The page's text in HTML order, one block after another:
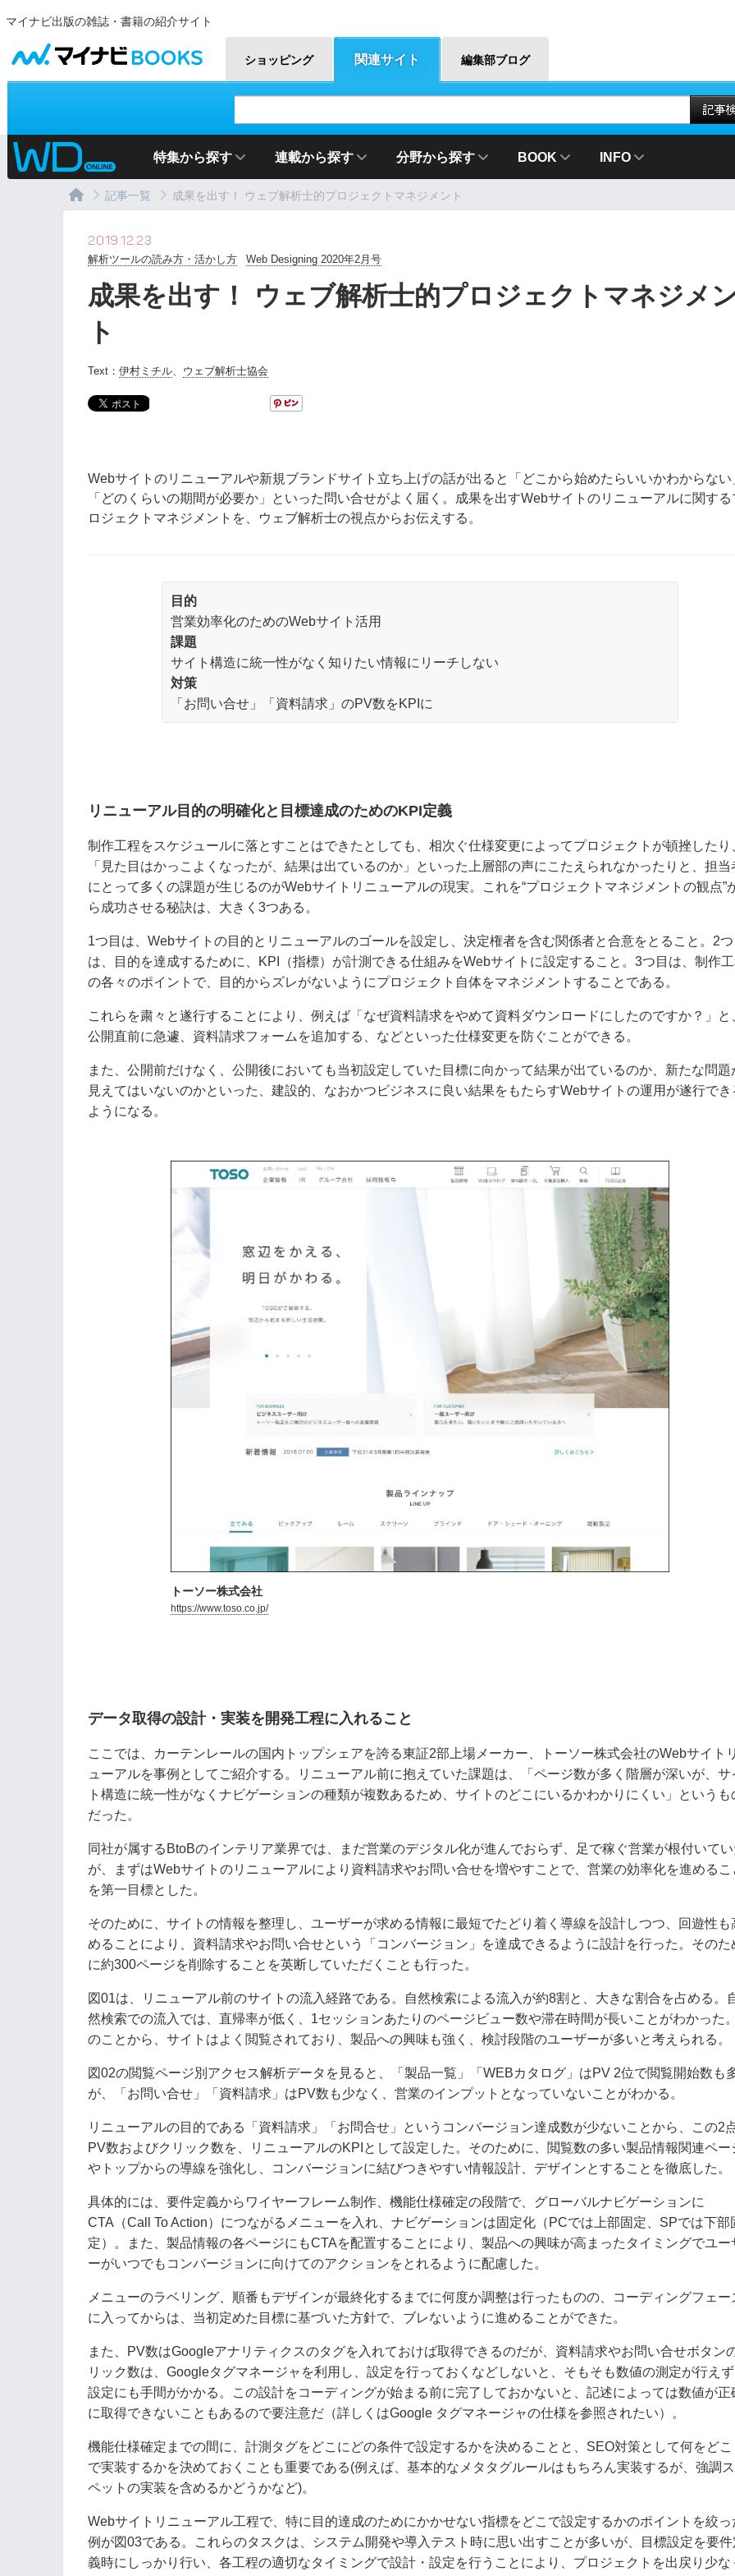
マイナビ出版の雑誌・書籍の紹介サイト
マイナビBOOKS
ショッピング 関連サイト 編集部ブログ
特集から探す 連載から探す 分野から探す BOOK INFO
記事一覧 成果を出す！ ウェブ解析士的プロジェクトマネジメント
2019.12.23
解析ツールの読み方・活かし方 Web Designing 2020年2月号
成果を出す！ ウェブ解析士的プロジェクトマネジメ
ト
Text： 伊村ミチル ウェブ解析士協会
Webサイトのリニューアルや新規ブランドサイト立ち上げの話が出ると「どこから始めたらいいかわからない
「どのくらいの期間が必要か」といった問い合せがよく届く。成果を出すWebサイトのリニューアルに関する
ロジェクトマネジメントを、ウェブ解析士の視点からお伝えする。
目的
営業効率化のためのWebサイト活用
課題
サイト構造に統一性がなく知りたい情報にリーチしない
対策
「お問い合せ」「資料請求」のPV数をKPIに
リニューアル目的の明確化と目標達成のためのKPI定義
制作工程をスケジュールに落とすことはできたとしても、相次ぐ仕様変更によってプロジェクトが頓挫したり
「見た目はかっこよくなったが、結果は出ているのか」といった上層部の声にこたえられなかったりと、担当
にとって多くの課題が生じるのがWebサイトリニューアルの現実。これを“プロジェクトマネジメントの観点”
ら成功させる秘訣は、大きく3つある。
1つ目は、Webサイトの目的とリニューアルのゴールを設定し、決定権者を含む関係者と合意をとること。2つ
は、目的を達成するために、KPI（指標）が計測できる仕組みをWebサイトに設定すること。3つ目は、制作
の各々のポイントで、目的からズレがないようにプロジェクト自体をマネジメントすることである。
これらを粛々と遂行することにより、例えば「なぜ資料請求をやめて資料ダウンロードにしたのですか？」と
公開直前に急遽、資料請求フォームを追加する、などといった仕様変更を防ぐことができる。
また、公開前だけなく、公開後においても当初設定していた目標に向かって結果が出ているのか、新たな問題
見えてはいないのかといった、建設的、なおかつビジネスに良い結果をもたらすWebサイトの運用が遂行でき
ようになる。
トーソー株式会社
https://www.toso.co.jp/
データ取得の設計・実装を開発工程に入れること
ここでは、カーテンレールの国内トップシェアを誇る東証2部上場メーカー、トーソー株式会社のWebサイト
ューアルを事例としてご紹介する。リニューアル前に抱えていた課題は、「ページ数が多く階層が深いが、サ
ト構造に統一性がなくナビゲーションの種類が複数あるため、サイトのどこにいるかわかりにくい」というも
だった。
同社が属するBtoBのインテリア業界では、まだ営業のデジタル化が進んでおらず、足で稼ぐ営業が根付いてい
が、まずはWebサイトのリニューアルにより資料請求やお問い合せを増やすことで、営業の効率化を進めるこ
を第一目標とした。
そのために、サイトの情報を整理し、ユーザーが求める情報に最短でたどり着く導線を設計しつつ、回遊性も
めることにより、資料請求やお問い合せという「コンバージョン」を達成できるように設計を行った。そのた
に約300ページを削除することを英断していただくことも行った。
図01は、リニューアル前のサイトの流入経路である。自然検索による流入が約8割と、大きな割合を占める。
然検索での流入では、直帰率が低く、1セッションあたりのページビュー数や滞在時間が長いことがわかった
のことから、サイトはよく閲覧されており、製品への興味も強く、検討段階のユーザーが多いと考えられる。
図02の閲覧ページ別アクセス解析データを見ると、「製品一覧」「WEBカタログ」はPV 2位で閲覧開始数も
が、「お問い合せ」「資料請求」はPV数も少なく、営業のインプットとなっていないことがわかる。
リニューアルの目的である「資料請求」「お問合せ」というコンバージョン達成数が少ないことから、この2
PV数およびクリック数を、リニューアルのKPIとして設定した。そのために、閲覧数の多い製品情報関連ペー
やトップからの導線を強化し、コンバージョンに結びつきやすい情報設計、デザインとすることを徹底した。
具体的には、要件定義からワイヤーフレーム制作、機能仕様確定の段階で、グローバルナビゲーションに
CTA（Call To Action）につながるメニューを入れ、ナビゲーションは固定化（PCでは上部固定、SPでは下部
定）。また、製品情報の各ページにもCTAを配置することにより、製品への興味が高まったタイミングでユー
ーがいつでもコンバージョンに向けてのアクションをとれるように配慮した。
メニューのラベリング、順番もデザインが最終化するまでに何度か調整は行ったものの、コーディングフェー
に入ってからは、当初定めた目標に基づいた方針で、ブレないように進めることができた。
また、PV数はGoogleアナリティクスのタグを入れておけば取得できるのだが、資料請求やお問い合せボタン
リック数は、Googleタグマネージャを利用し、設定を行っておくなどしないと、そもそも数値の測定が行えず
設定にも手間がかかる。この設計をコーディングが始まる前に完了しておかないと、記述によっては数値が正
に取得できないこともあるので要注意だ（詳しくはGoogle タグマネージャの仕様を参照されたい）。
機能仕様確定までの間に、計測タグをどこにどの条件で設定するかを決めることと、SEO対策として何をどこ
で実装するかを決めておくことも重要である(例えば、基本的なメタタグルールはもちろん実装するが、強調
ペットの実装を含めるかどうかなど)。
Webサイトリニューアル工程で、特に目的達成のためにかかせない指標をどこで設定するかのポイントを絞っ
例が図03である。これらのタスクは、システム開発や導入テスト時に思い出すことが多いが、目標設定を要件
義時にしっかり行い、各工程の適切なタイミングで設計・設定を行うことにより、プロジェクトを出戻り少な